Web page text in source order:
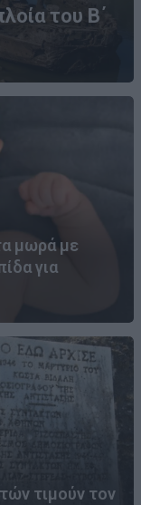
του Β΄
μωρά με
για
τιμούν τον